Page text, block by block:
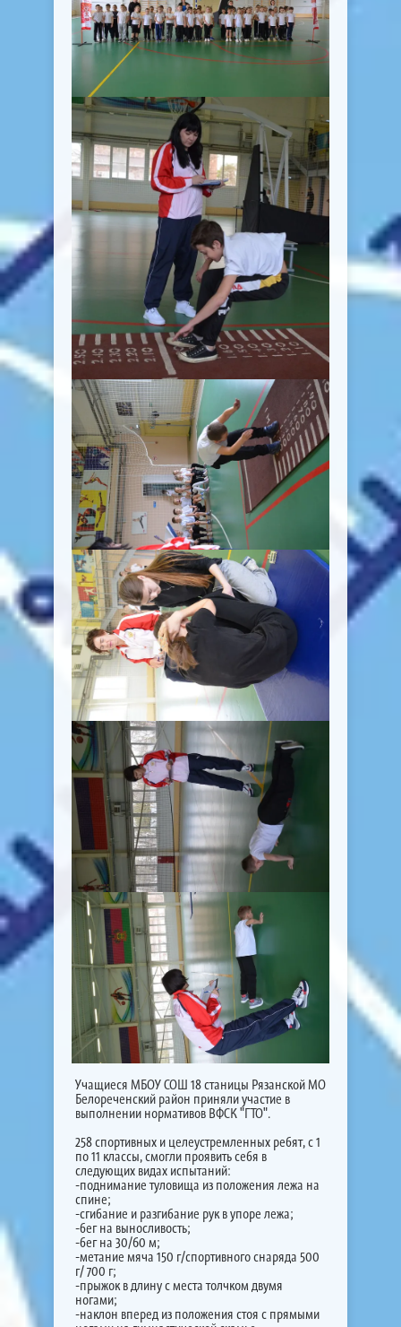
Учащиеся МБОУ СОШ 18 станицы Рязанской МО
Белореченский район приняли участие в
выполнении нормативов ВФСК "ГТО".
258 спортивных и целеустремленных ребят, с 1
по 11 классы, смогли проявить себя в
следующих видах испытаний:
-поднимание туловища из положения лежа на
спине;
-сгибание и разгибание рук в упоре лежа;
-бег на выносливость;
-бег на 30/60 м;
-метание мяча 150 г/спортивного снаряда 500
г/ 700 г;
-прыжок в длину с места толчком двумя
ногами;
-наклон вперед из положения стоя с прямыми